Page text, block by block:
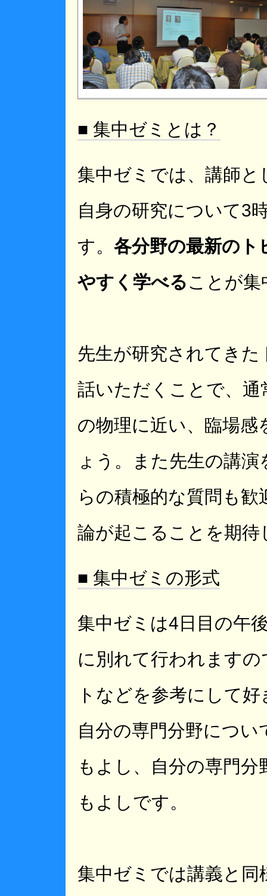
■ 集中ゼミとは？
集中ゼミでは、講師
自身の研究について3
す。 各分野の最新の
やすく学べることが
先生が研究されてき
話いただくことで、
の物理に近い、臨場
ょう。また先生の講
らの積極的な質問も
論が起こることを期待
■ 集中ゼミの形式
集中ゼミは4日目の午
に別れて行われます
トなどを参考にして
自分の専門分野につ
もよし、自分の専門
もよしです。
集中ゼミでは講義と